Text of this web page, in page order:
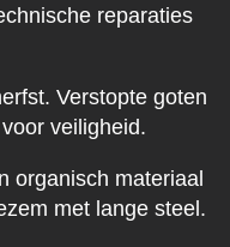
reparaties
Verstopte goten
veiligheid.
organisch materiaal
met lange steel.